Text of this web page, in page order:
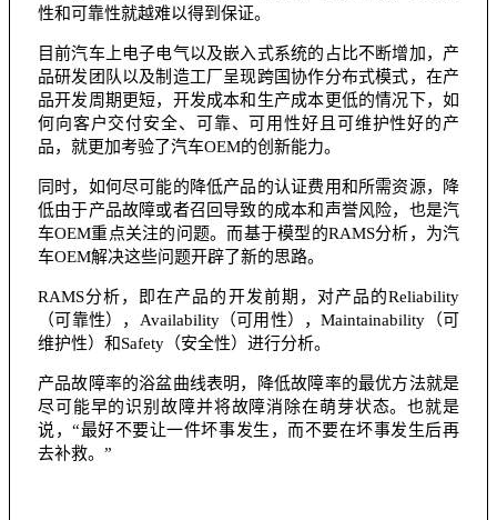
性和可靠性就越难以得到保证。
目前汽车上电子电气以及嵌入式系统的占比不断增加，产
品研发团队以及制造工厂呈现跨国协作分布式模式，在产
品开发周期更短，开发成本和生产成本更低的情况下，如
何向客户交付安全、可靠、可用性好且可维护性好的产
品，就更加考验了汽车OEM的创新能力。
同时，如何尽可能的降低产品的认证费用和所需资源，降
低由于产品故障或者召回导致的成本和声誉风险，也是汽
车OEM重点关注的问题。而基于模型的RAMS分析，为汽
车OEM解决这些问题开辟了新的思路。
RAMS分析，即在产品的开发前期，对产品的Reliability
（可靠性），Availability（可用性），Maintainability（可
维护性）和Safety（安全性）进行分析。
产品故障率的浴盆曲线表明，降低故障率的最优方法就是
尽可能早的识别故障并将故障消除在萌芽状态。也就是
说，“最好不要让一件坏事发生，而不要在坏事发生后再
去补救。”